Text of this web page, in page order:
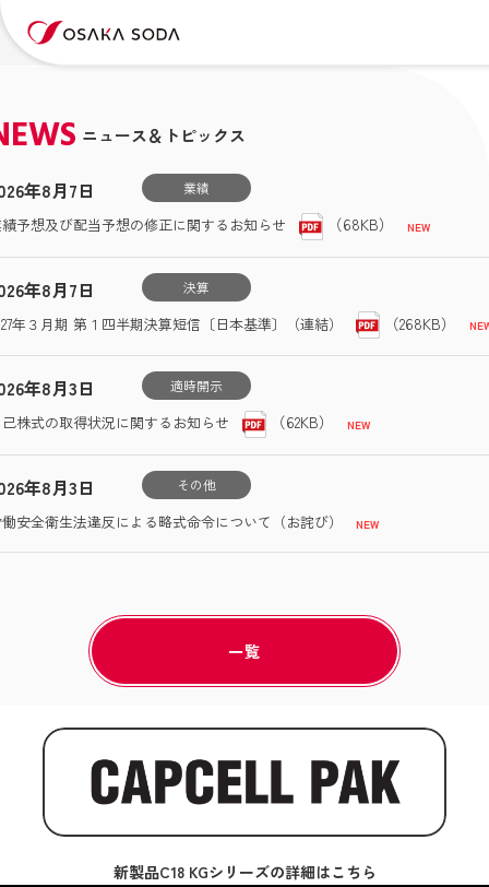
ニュース＆トピックス
年8月7日 業績
予想及び配当予想の修正に関するお知らせ （68KB）
年8月7日 決算
年３月期 第１四半期決算短信〔日本基準〕（連結） （268KB）
年8月3日 適時開示
株式の取得状況に関するお知らせ （62KB）
年8月3日 その他
安全衛生法違反による略式命令について（お詫び）
一覧
新製品C18 KGシリーズの詳細はこちら